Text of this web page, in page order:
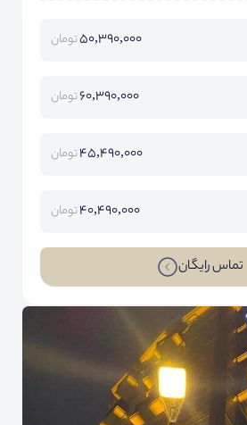
50,390,000تومان
60,390,000تومان
45,490,000تومان
40,490,000تومان
تماس رایگان